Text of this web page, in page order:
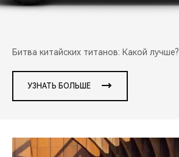
НАШИ МЕРОПРИЯТИЯ
CHERY ДЛЯ ДЕТЕЙ
Битва китайских титанов: Какой лучше?
УЗНАТЬ БОЛЬШЕ